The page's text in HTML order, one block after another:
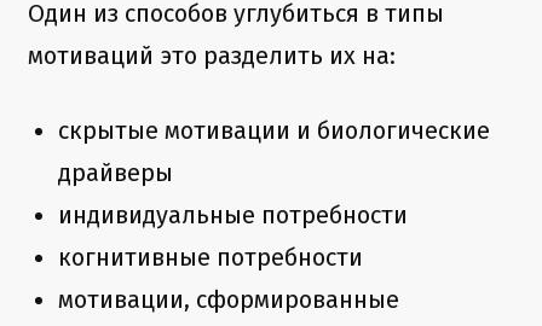
Один из способов углубиться в типы
мотиваций это разделить их на:
скрытые мотивации и биологические
драйверы
индивидуальные потребности
когнитивные потребности
мотивации, сформированные